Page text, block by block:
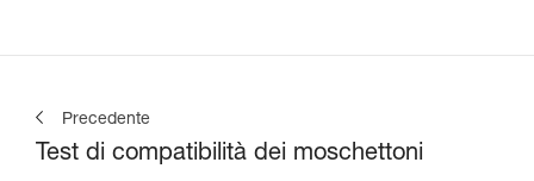
Precedente
Test di compatibilità dei moschettoni